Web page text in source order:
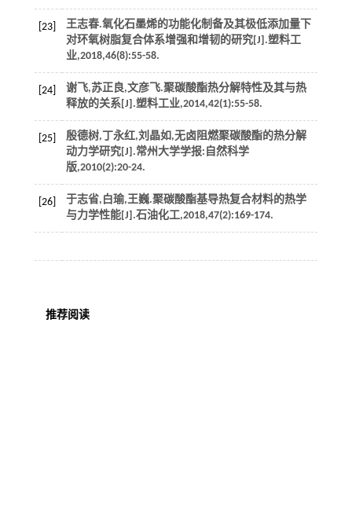
[23]
王志春.氧化石墨烯的功能化制备及其极低添加量下
对环氧树脂复合体系增强和增韧的研究[J].塑料工
业,2018,46(8):55-58.
[24]
谢飞,苏正良,文彦飞.聚碳酸酯热分解特性及其与热
释放的关系[J].塑料工业,2014,42(1):55-58.
[25]
殷德树,丁永红,刘晶如,无卤阻燃聚碳酸酯的热分解
动力学研究[J].常州大学学报:自然科学
版,2010(2):20-24.
[26]
于志省,白瑜,王巍.聚碳酸酯基导热复合材料的热学
与力学性能[J].石油化工,2018,47(2):169-174.